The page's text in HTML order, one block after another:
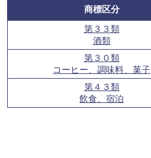
商標区分
第３３類
酒類
第３０類
コーヒー、調味料、菓子
第４３類
飲食、宿泊